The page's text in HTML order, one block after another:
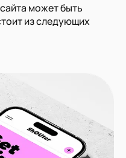
может быть
из следующих